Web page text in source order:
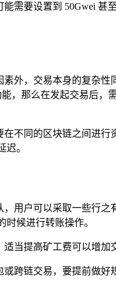
需要设置到 50Gwei
外，交易本身的复杂
，那么在发起交易后
不同的区块链之间进
迟。
用户可以采取一些行
候进行转账操作。
当提高矿工费可以增
跨链交易，要提前做